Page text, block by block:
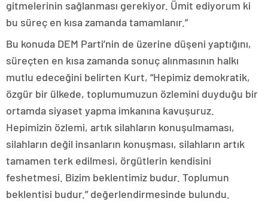
gitmelerinin sağlanması gerekiyor. Ümit ediyorum ki
bu süreç en kısa zamanda tamamlanır.”
Bu konuda DEM Parti’nin de üzerine düşeni yaptığını,
süreçten en kısa zamanda sonuç alınmasının halkı
mutlu edeceğini belirten Kurt, “Hepimiz demokratik,
özgür bir ülkede, toplumumuzun özlemini duyduğu bir
ortamda siyaset yapma imkanına kavuşuruz.
Hepimizin özlemi, artık silahların konuşulmaması,
silahların değil insanların konuşması, silahların artık
tamamen terk edilmesi, örgütlerin kendisini
feshetmesi. Bizim beklentimiz budur. Toplumun
beklentisi budur.” değerlendirmesinde bulundu.